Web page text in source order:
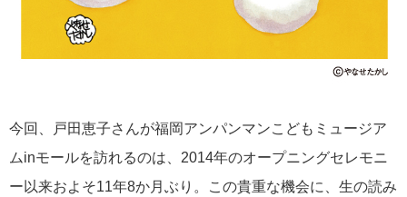
今回、戸田恵子さんが福岡アンパンマンこどもミュージア
ムinモールを訪れるのは、2014年のオープニングセレモニ
ー以来およそ11年8か月ぶり。この貴重な機会に、生の読み